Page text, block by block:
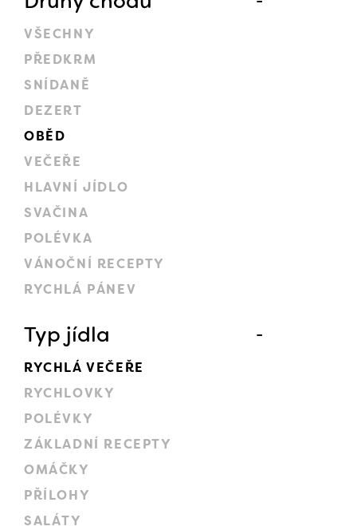
VŠECHNY
PŘEDKRM
SNÍDANĚ
DEZERT
OBĚD
VEČEŘE
HLAVNÍ JÍDLO
SVAČINA
POLÉVKA
VÁNOČNÍ RECEPTY
RYCHLÁ PÁNEV
Typ jídla
RYCHLÁ VEČEŘE
RYCHLOVKY
POLÉVKY
ZÁKLADNÍ RECEPTY
OMÁČKY
PŘÍLOHY
SALÁTY